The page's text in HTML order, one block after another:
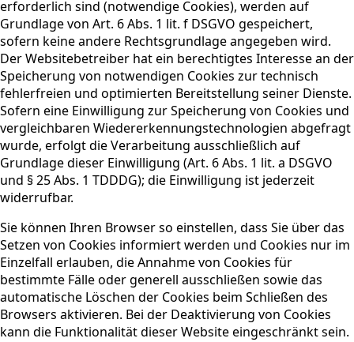
erforderlich sind (notwendige Cookies), werden auf
Grundlage von Art. 6 Abs. 1 lit. f DSGVO gespeichert,
sofern keine andere Rechtsgrundlage angegeben wird.
Der Websitebetreiber hat ein berechtigtes Interesse an der
Speicherung von notwendigen Cookies zur technisch
fehlerfreien und optimierten Bereitstellung seiner Dienste.
Sofern eine Einwilligung zur Speicherung von Cookies und
vergleichbaren Wiedererkennungstechnologien abgefragt
wurde, erfolgt die Verarbeitung ausschließlich auf
Grundlage dieser Einwilligung (Art. 6 Abs. 1 lit. a DSGVO
und § 25 Abs. 1 TDDDG); die Einwilligung ist jederzeit
widerrufbar.
Sie können Ihren Browser so einstellen, dass Sie über das
Setzen von Cookies informiert werden und Cookies nur im
Einzelfall erlauben, die Annahme von Cookies für
bestimmte Fälle oder generell ausschließen sowie das
automatische Löschen der Cookies beim Schließen des
Browsers aktivieren. Bei der Deaktivierung von Cookies
kann die Funktionalität dieser Website eingeschränkt sein.